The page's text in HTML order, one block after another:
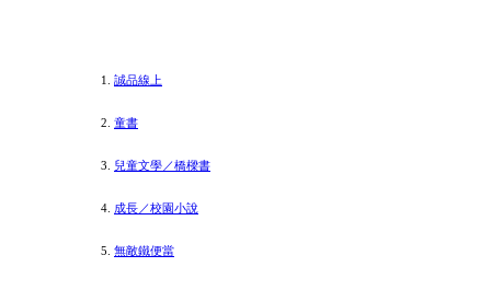
誠品線上
童書
兒童文學／橋樑書
成長／校園小說
無敵鐵便當